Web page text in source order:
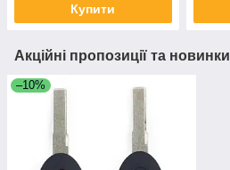
Купити
Акційні пропозиції та новинки
–10%